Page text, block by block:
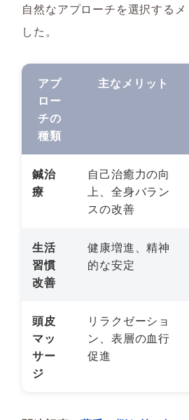
自然なアプローチを選択する
した。
アプ
ロー
チの
種類
主なメリット
鍼治
療
自己治癒力の向
上、全身バラン
スの改善
生活
習慣
改善
健康増進、精神
的な安定
頭皮
マッ
サー
ジ
リラクゼーショ
ン、表層の血行
促進